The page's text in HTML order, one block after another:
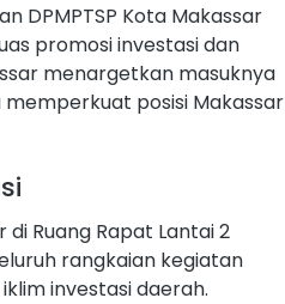
DPMPTSP Kota Makassar
promosi investasi dan
menargetkan masuknya
posisi Makassar
di Ruang Rapat Lantai 2
rangkaian kegiatan
investasi daerah.